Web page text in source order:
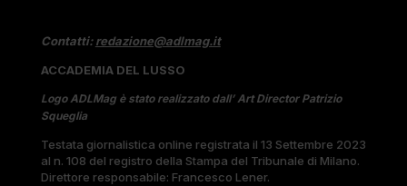
Contatti:redazione@adlmag.it
ACCADEMIA DEL LUSSO
Logo ADLMag è stato realizzato dall’ Art Director Patrizio
Squeglia
Testata giornalistica online registrata il 13 Settembre 2023
al n. 108 del registro della Stampa del Tribunale di Milano.
Direttore responsabile: Francesco Lener.